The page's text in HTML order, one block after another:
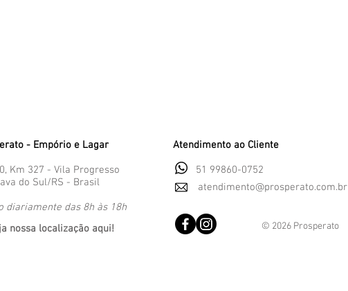
- Empório e Lagar
Km 327 - Vila Progresso
do Sul/RS - Brasil​
diariamente das 8h às 18h
nossa localização aqui!
Atendimento ao Cliente
​ 51 99860-0752
atendimento@prosperato.com.br
© 2026 Prosperato